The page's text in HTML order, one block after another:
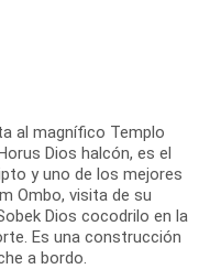
al magnífico Templo
Dios halcón, es el
y uno de los mejores
Ombo, visita de su
Dios cocodrilo en la
Es una construcción
a bordo.